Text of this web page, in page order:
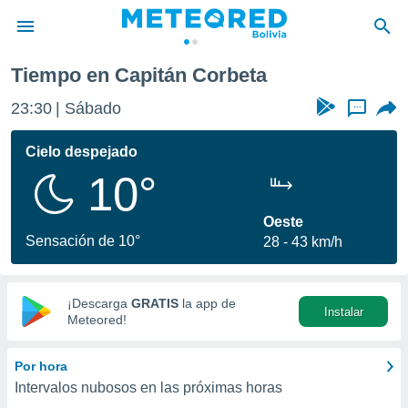
de
ha
calidad.
a este
las
y
digital
basada
Tiempo en Capitán Corbeta
23:30 Sábado ...
Cielo despejado
10°
Sensación de 10°
Oeste
28
43 km/h
¡Descarga GRATIS la app de
Meteored!
Instalar
Por hora
Intervalos nubosos en las próximas horas